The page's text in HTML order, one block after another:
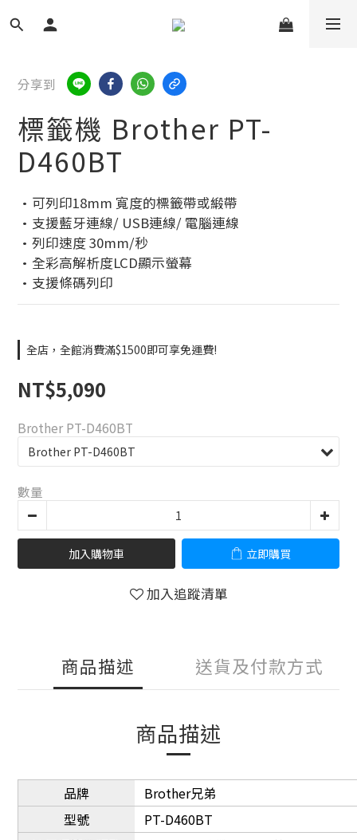
分享到
標籤機 Brother PT-
D460BT
•可列印18mm 寬度的標籤帶或緞帶
•支援藍牙連線/ USB連線/ 電腦連線
•列印速度 30mm/秒
•全彩高解析度LCD顯示螢幕
•支援條碼列印
全店，全館消費滿$1500即可享免運費!
NT$5,090
Brother PT-D460BT
數量
加入購物車 立即購買
加入追蹤清單
商品描述 送貨及付款方式
商品描述
品牌
Brother兄弟
型號
PT-D460BT